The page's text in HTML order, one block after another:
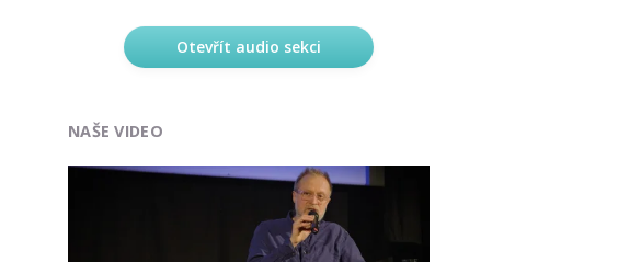
Otevřít audio sekci
NAŠE VIDEO